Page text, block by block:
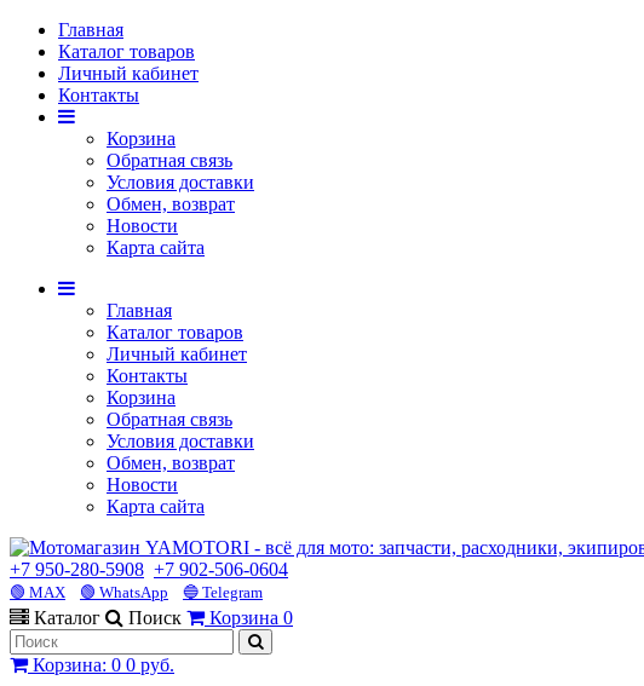
Главная
Каталог товаров
Личный кабинет
Контакты
Корзина
Обратная связь
Условия доставки
Обмен, возврат
Новости
Карта сайта
Главная
Каталог товаров
Личный кабинет
Контакты
Корзина
Обратная связь
Условия доставки
Обмен, возврат
Новости
Карта сайта
+7 950-280-5908 +7 902-506-0604
🟢 MAX 🟢 WhatsApp 🔵 Telegram
Каталог Поиск Корзина 0
Корзина: 0 0 руб.